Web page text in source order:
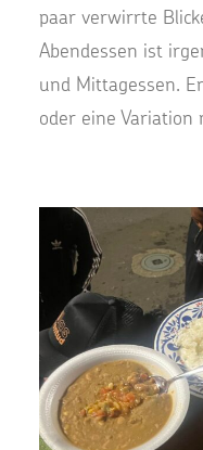
paar verwirrte
Abendessen ist
und Mittagessen.
oder eine Variation